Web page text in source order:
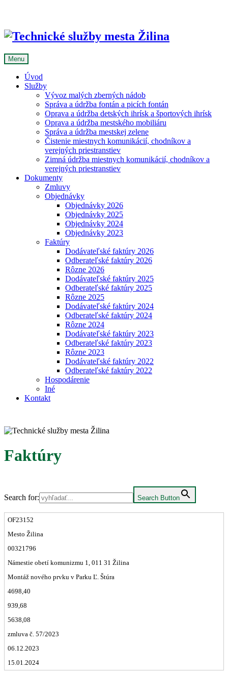
Menu
Úvod
Služby
Vývoz malých zberných nádob
Správa a údržba fontán a picích fontán
Oprava a údržba detských ihrísk a športových ihrísk
Oprava a údržba mestského mobiliáru
Správa a údržba mestskej zelene
Čistenie miestnych komunikácií, chodníkov a
verejných priestranstiev
Zimná údržba miestnych komunikácií, chodníkov a
verejných priestranstiev
Dokumenty
Zmluvy
Objednávky
Objednávky 2026
Objednávky 2025
Objednávky 2024
Objednávky 2023
Faktúry
Dodávateľské faktúry 2026
Odberateľské faktúry 2026
Rôzne 2026
Dodávateľské faktúry 2025
Odberateľské faktúry 2025
Rôzne 2025
Dodávateľské faktúry 2024
Odberateľské faktúry 2024
Rôzne 2024
Dodávateľské faktúry 2023
Odberateľské faktúry 2023
Rôzne 2023
Dodávateľské faktúry 2022
Odberateľské faktúry 2022
Hospodárenie
Iné
Kontakt
Faktúry
Search for: Search Button
OF23152
Mesto Žilina
00321796
Námestie obetí komunizmu 1, 011 31 Žilina
Montáž nového prvku v Parku Ľ. Štúra
4698,40
939,68
5638,08
zmluva č. 57/2023
06.12.2023
15.01.2024